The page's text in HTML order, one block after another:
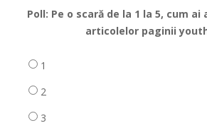
Poll: Pe o scară de la 1 la 5, cum
articolelor paginii
1
2
3